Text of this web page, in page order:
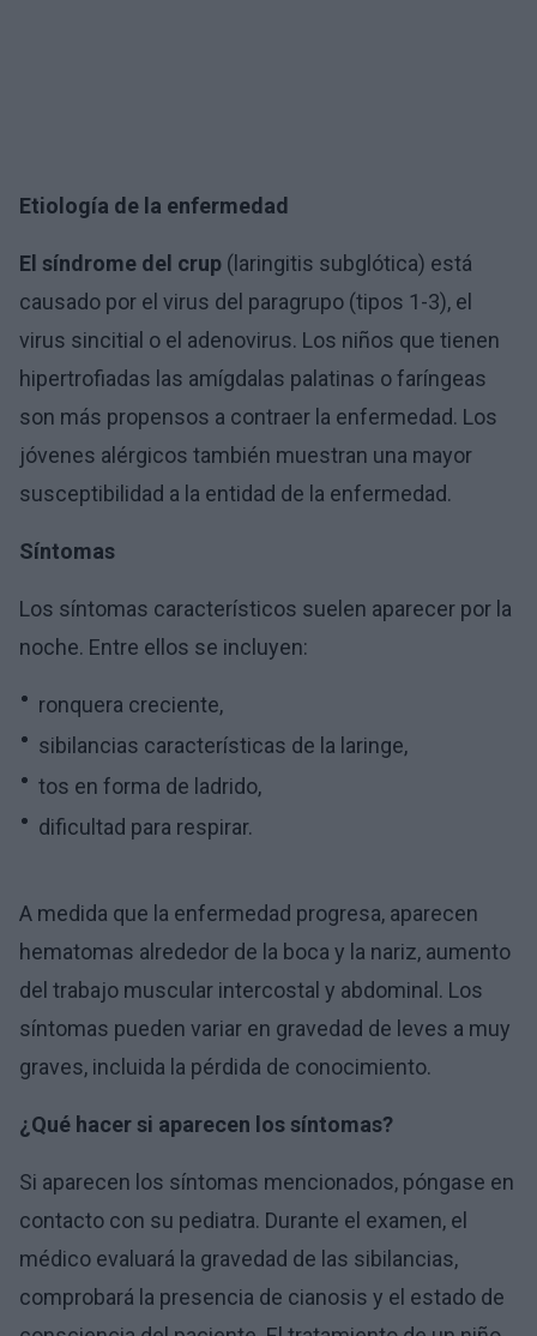
Etiología de la enfermedad
El síndrome del crup (laringitis subglótica) está
causado por el virus del paragrupo (tipos 1-3), el
virus sincitial o el adenovirus. Los niños que tienen
hipertrofiadas las amígdalas palatinas o faríngeas
son más propensos a contraer la enfermedad. Los
jóvenes alérgicos también muestran una mayor
susceptibilidad a la entidad de la enfermedad.
Síntomas
Los síntomas característicos suelen aparecer por la
noche. Entre ellos se incluyen:
ronquera creciente,
sibilancias características de la laringe,
tos en forma de ladrido,
dificultad para respirar.
A medida que la enfermedad progresa, aparecen
hematomas alrededor de la boca y la nariz, aumento
del trabajo muscular intercostal y abdominal. Los
síntomas pueden variar en gravedad de leves a muy
graves, incluida la pérdida de conocimiento.
¿Qué hacer si aparecen los síntomas?
Si aparecen los síntomas mencionados, póngase en
contacto con su pediatra. Durante el examen, el
médico evaluará la gravedad de las sibilancias,
comprobará la presencia de cianosis y el estado de